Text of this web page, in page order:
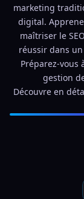
marketing
digital.
maîtriser le
réussir dans
Préparez-vous
gestion
Découvre en